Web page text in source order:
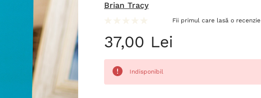
Brian Tracy
Fii primul care lasă o recenzie
37,00 Lei
Indisponibil